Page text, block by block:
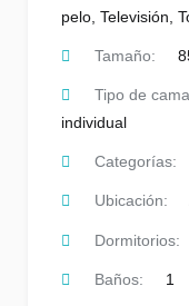
pelo Televisión
Tamaño:
Tipo de
individual
Categorías:
Ubicación:
Dormitorios:
Baños: 1